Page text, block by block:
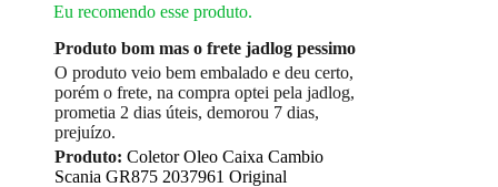
Eu recomendo esse produto.
Produto bom mas o frete jadlog pessimo
O produto veio bem embalado e deu certo,
porém o frete, na compra optei pela jadlog,
prometia 2 dias úteis, demorou 7 dias,
prejuízo.
Produto: Coletor Oleo Caixa Cambio
Scania GR875 2037961 Original